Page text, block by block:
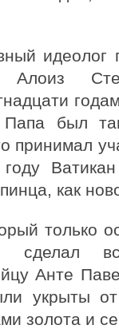
идеолог
Алоиз
Папа был
принимал
как
только
сделал
Анте
укрыты
золота и